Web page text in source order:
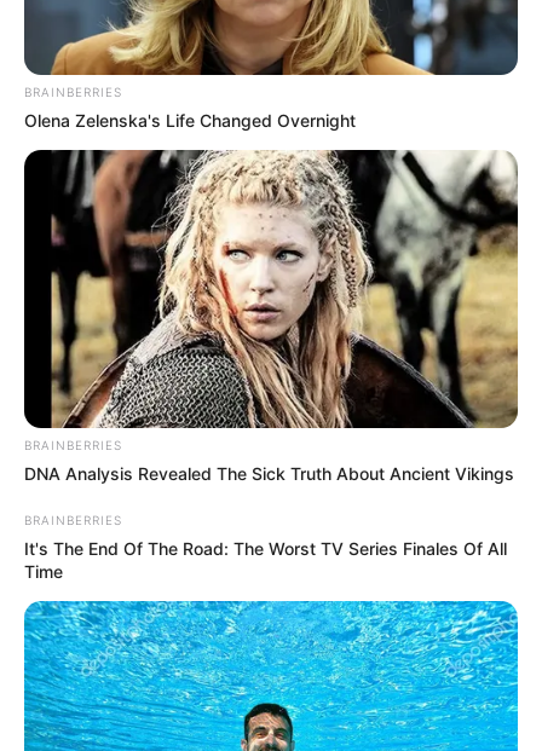
EuroMillions et les Gagnants
Loterie Internationale Les Gros Gagnants
BRAINBERRIES
Olena Zelenska's Life Changed Overnight
BRAINBERRIES
DNA Analysis Revealed The Sick Truth About Ancient Vikings
BRAINBERRIES
It's The End Of The Road: The Worst TV Series Finales Of All
Time